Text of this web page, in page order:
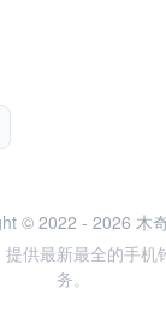
© 2022 - 2026 木
供最新最全的手机
务。